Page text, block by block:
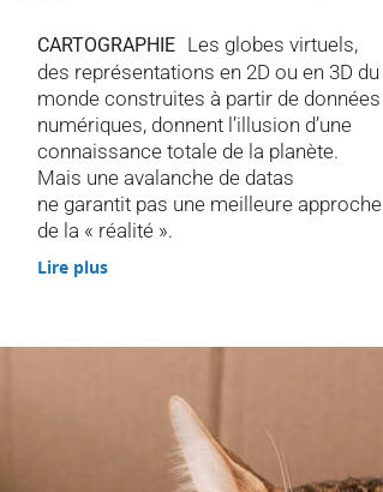
CARTOGRAPHIE
Les globes virtuels,
des représentations en 2D ou en 3D du
monde construites à partir de données
numériques, donnent l’illusion d’une
connaissance totale de la planète.
Mais une avalanche de datas
ne garantit pas une meilleure approche
de la « réalité ».
Lire plus